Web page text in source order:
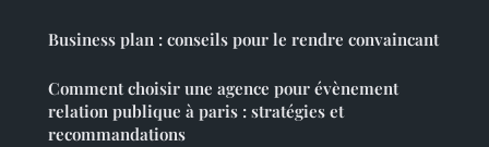
Business plan : conseils pour le rendre convaincant
Comment choisir une agence pour évènement
relation publique à paris : stratégies et
recommandations